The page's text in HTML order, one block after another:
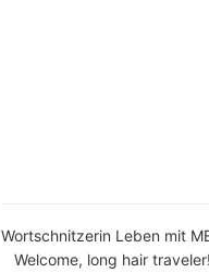
Wortschnitzerin Leben mit
Welcome, long hair